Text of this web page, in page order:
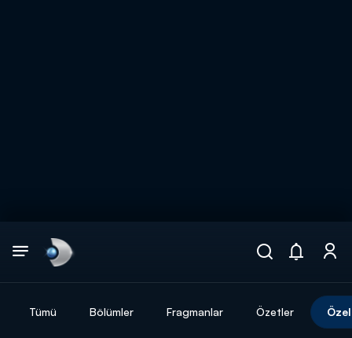
Tümü Bölümler Fragmanlar Özetler